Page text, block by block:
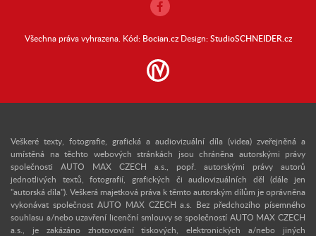
Všechna práva vyhrazena. Kód: Bocian.czDesign:StudioSCHNEIDER.cz
Veškeré texty, fotografie, grafická a audiovizuální díla (videa) zveřejněná a
umístěná na těchto webových stránkách jsou chráněna autorskými právy
společnosti AUTO MAX CZECH a.s., popř. autorskými právy autorů
jednotlivých textů, fotografií, grafických či audiovizuálních děl (dále jen
"autorská díla"). Veškerá majetková práva k těmto autorským dílům je oprávněna
vykonávat společnost AUTO MAX CZECH a.s. Bez předchozího písemného
souhlasu a/nebo uzavření licenční smlouvy se společností AUTO MAX CZECH
a.s., je zakázáno zhotovování tiskových, elektronických a/nebo jiných